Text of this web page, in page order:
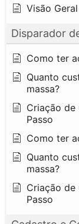
Visão
Disparador
Como ter
Quanto
massa?
Criação de
Passo
Como ter
Quanto
massa?
Criação de
Passo